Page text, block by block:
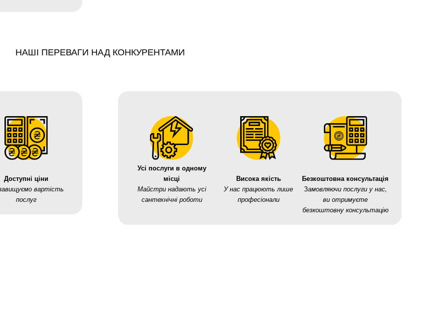
НАШІ ПЕРЕВАГИ НАД КОНКУРЕНТАМИ
Доступні ціни
вартість
послуг
Усі послуги в одному
місці
Майстри надають усі
сантехнічні роботи
Висока якість
У нас працюють лише
професіонали
Безкоштовна консультація
Замовляючи послуги у нас,
ви отримуєте
безкоштовну консультацію